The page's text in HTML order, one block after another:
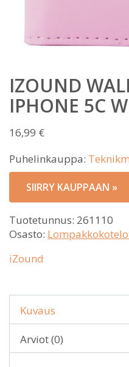
IZOUND
IPHONE 5C
16,99 €
Puhelinkauppa:
SIIRRY KAUPPAAN »
Tuotetunnus: 261110
Osasto:
iZound
Kuvaus
Arviot (0)